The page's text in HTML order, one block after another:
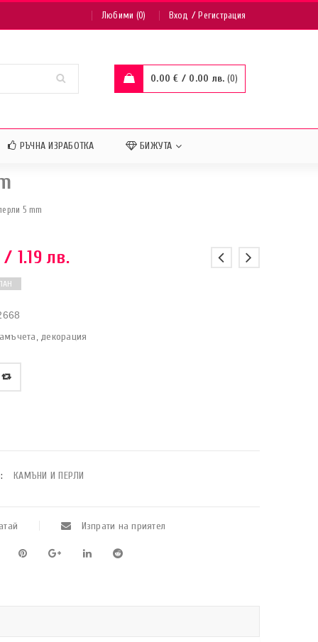
Любими (0) Вход /Регистрация
0.00€ / 0.00 лв. 0
РЪЧНА ИЗРАБОТКА БИЖУТА
5 mm
/ 1.19 лв.
декорация
КАМЪНИ И ПЕРЛИ
Изпрати на приятел